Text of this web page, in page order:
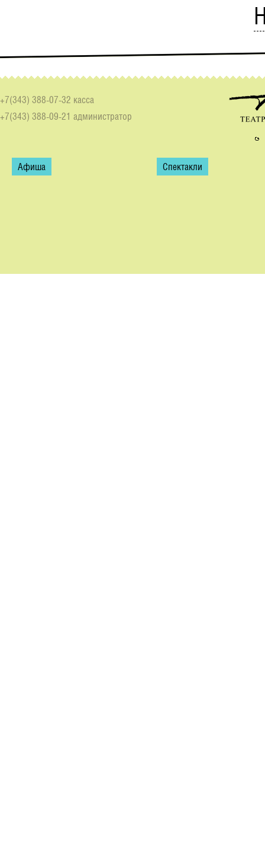
+7(343) 388-07-32 касса
+7(343) 388-09-21 администратор
Афиша Спектакли